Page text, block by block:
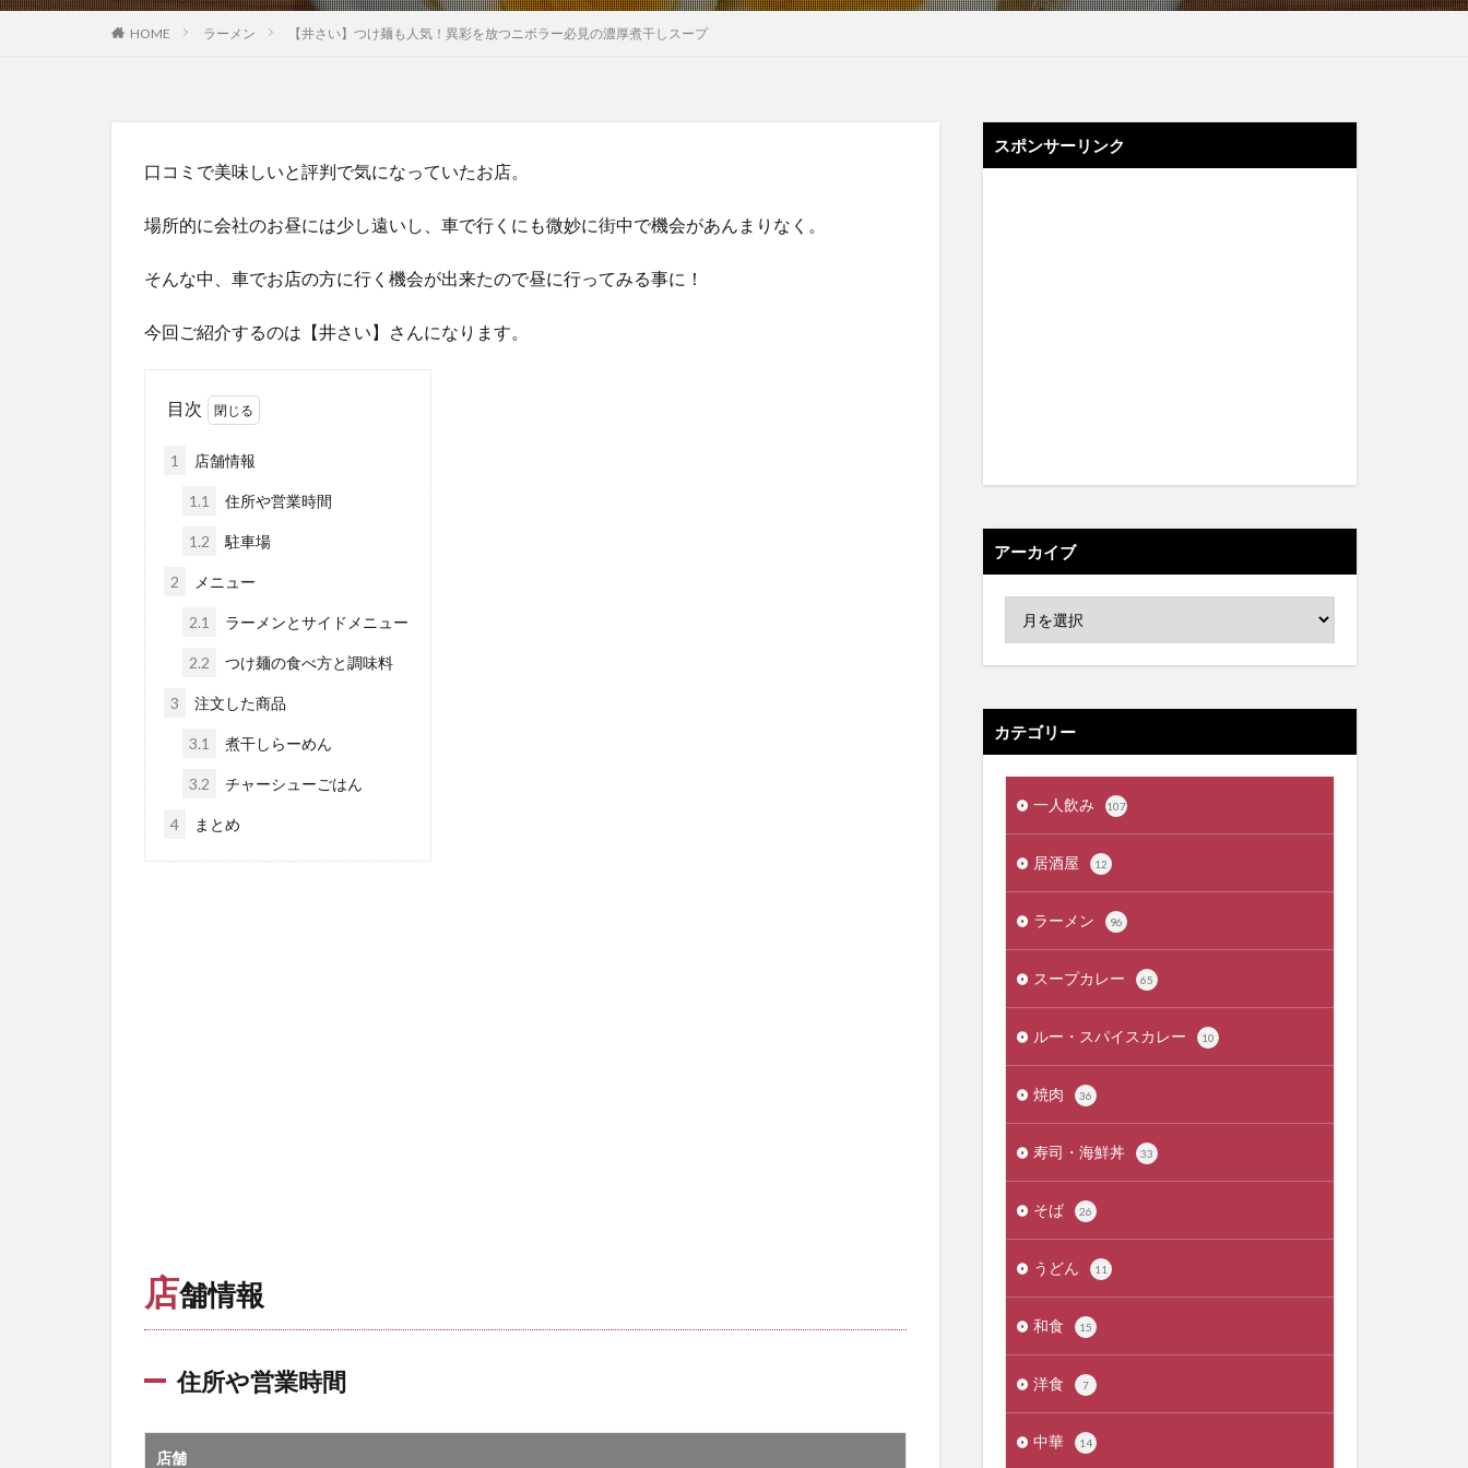
HOME ラーメン 【井さい】つけ麺も人気！異彩を放つニボラー必見の濃厚煮干しスープ
口コミで美味しいと評判で気になっていたお店。
場所的に会社のお昼には少し遠いし、車で行くにも微妙に街中で機会があんまりなく。
そんな中、車でお店の方に行く機会が出来たので昼に行ってみる事に！
今回ご紹介するのは【井さい】さんになります。
目次
1 店舗情報
1.1 住所や営業時間
1.2 駐車場
2 メニュー
2.1 ラーメンとサイドメニュー
2.2 つけ麺の食べ方と調味料
3 注文した商品
3.1 煮干しらーめん
3.2 チャーシューごはん
4 まとめ
店舗情報
住所や営業時間
店舗
スポンサーリンク
アーカイブ
カテゴリー
一人飲み 107
居酒屋 12
ラーメン 96
スープカレー 65
ルー・スパイスカレー 10
焼肉 36
寿司・海鮮丼 33
そば 26
うどん 11
和食 15
洋食 7
中華 14